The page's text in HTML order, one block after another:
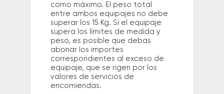
como máximo. El peso total
entre ambos equipajes no debe
superar los 15 Kg. Si el equipaje
supera los límites de medida y
peso, es posible que debas
abonar los importes
correspondientes al exceso de
equipaje, que se rigen por los
valores de servicios de
encomiendas.